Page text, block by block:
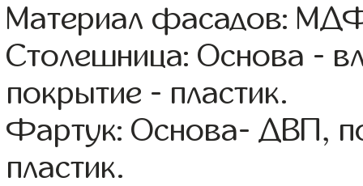
Материал фасадов:
Столешница: Основа -
покрытие - пластик.
Фартук: Основа- ДВП,
пластик.